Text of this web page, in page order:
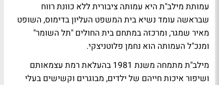
עמותת מילב"ת היא עמותה ציבורית ללא כוונת רווח
שבראשה עומד נשיא בית המשפט העליון בדימוס, השופט
מאיר שמגר, ומרכזה במתחם בית החולים "תל השומר"
ומנכ"ל העמותה הוא נחמן פלוטניצקי.
מילב"ת מתמחה משנת 1981 בהעלאת רמת עצמאותם
ושיפור איכות חייהם של ילדים, מבוגרים וקשישים בעלי